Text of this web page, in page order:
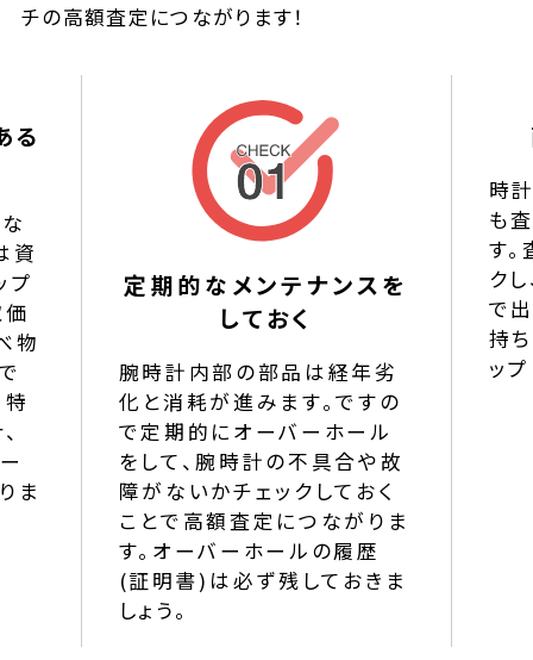
チの高額査定につながります！
る
資
プ
物
ま
定期的なメンテナンスを
しておく
腕時計内部の部品は経年劣
化と消耗が進みます。ですの
で定期的にオーバーホール
をして、腕時計の不具合や故
障がないかチェックしておく
ことで高額査定につながりま
す。オーバーホールの履歴
(証明書)は必ず残しておきま
しょう。
時
も
す
ク
で
持
ッ